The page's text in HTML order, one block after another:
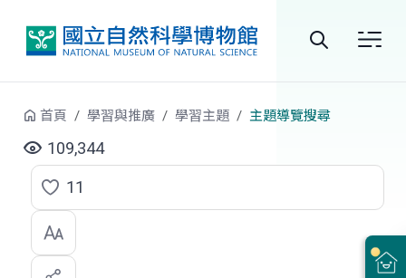
站
尋
首頁 學習與推廣 學習主題 主題導覽搜尋
109,344
點
選
喜
11